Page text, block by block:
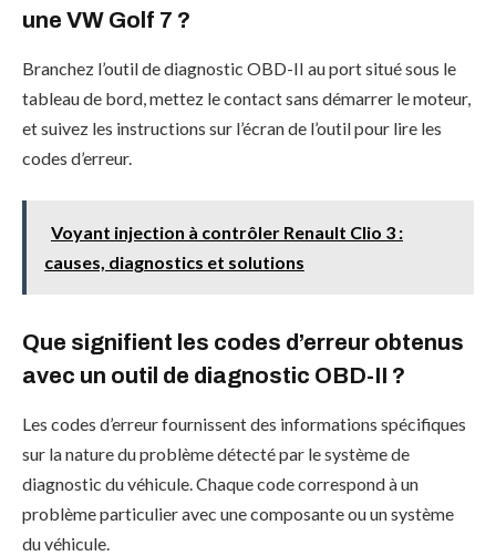
une VW Golf 7 ?
Branchez l’outil de diagnostic OBD-II au port situé sous le
tableau de bord, mettez le contact sans démarrer le moteur,
et suivez les instructions sur l’écran de l’outil pour lire les
codes d’erreur.
Voyant injection à contrôler Renault Clio 3 :
causes, diagnostics et solutions
Que signifient les codes d’erreur obtenus
avec un outil de diagnostic OBD-II ?
Les codes d’erreur fournissent des informations spécifiques
sur la nature du problème détecté par le système de
diagnostic du véhicule. Chaque code correspond à un
problème particulier avec une composante ou un système
du véhicule.